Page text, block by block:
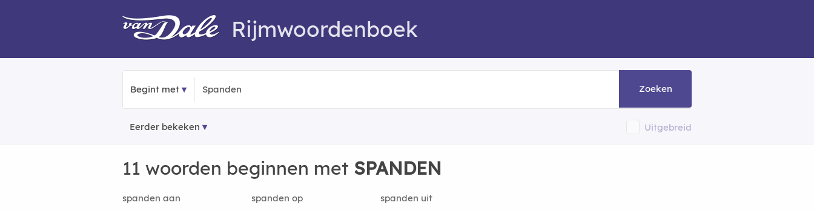
Rijmwoordenboek
Begint met Zoeken
Eerder bekeken Uitgebreid
11 woorden beginnen met SPANDEN
spanden aan spanden op
spanden uit